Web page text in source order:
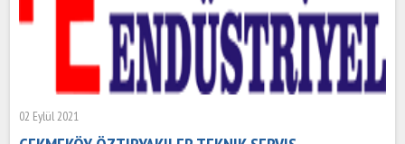
02 Eylül 2021